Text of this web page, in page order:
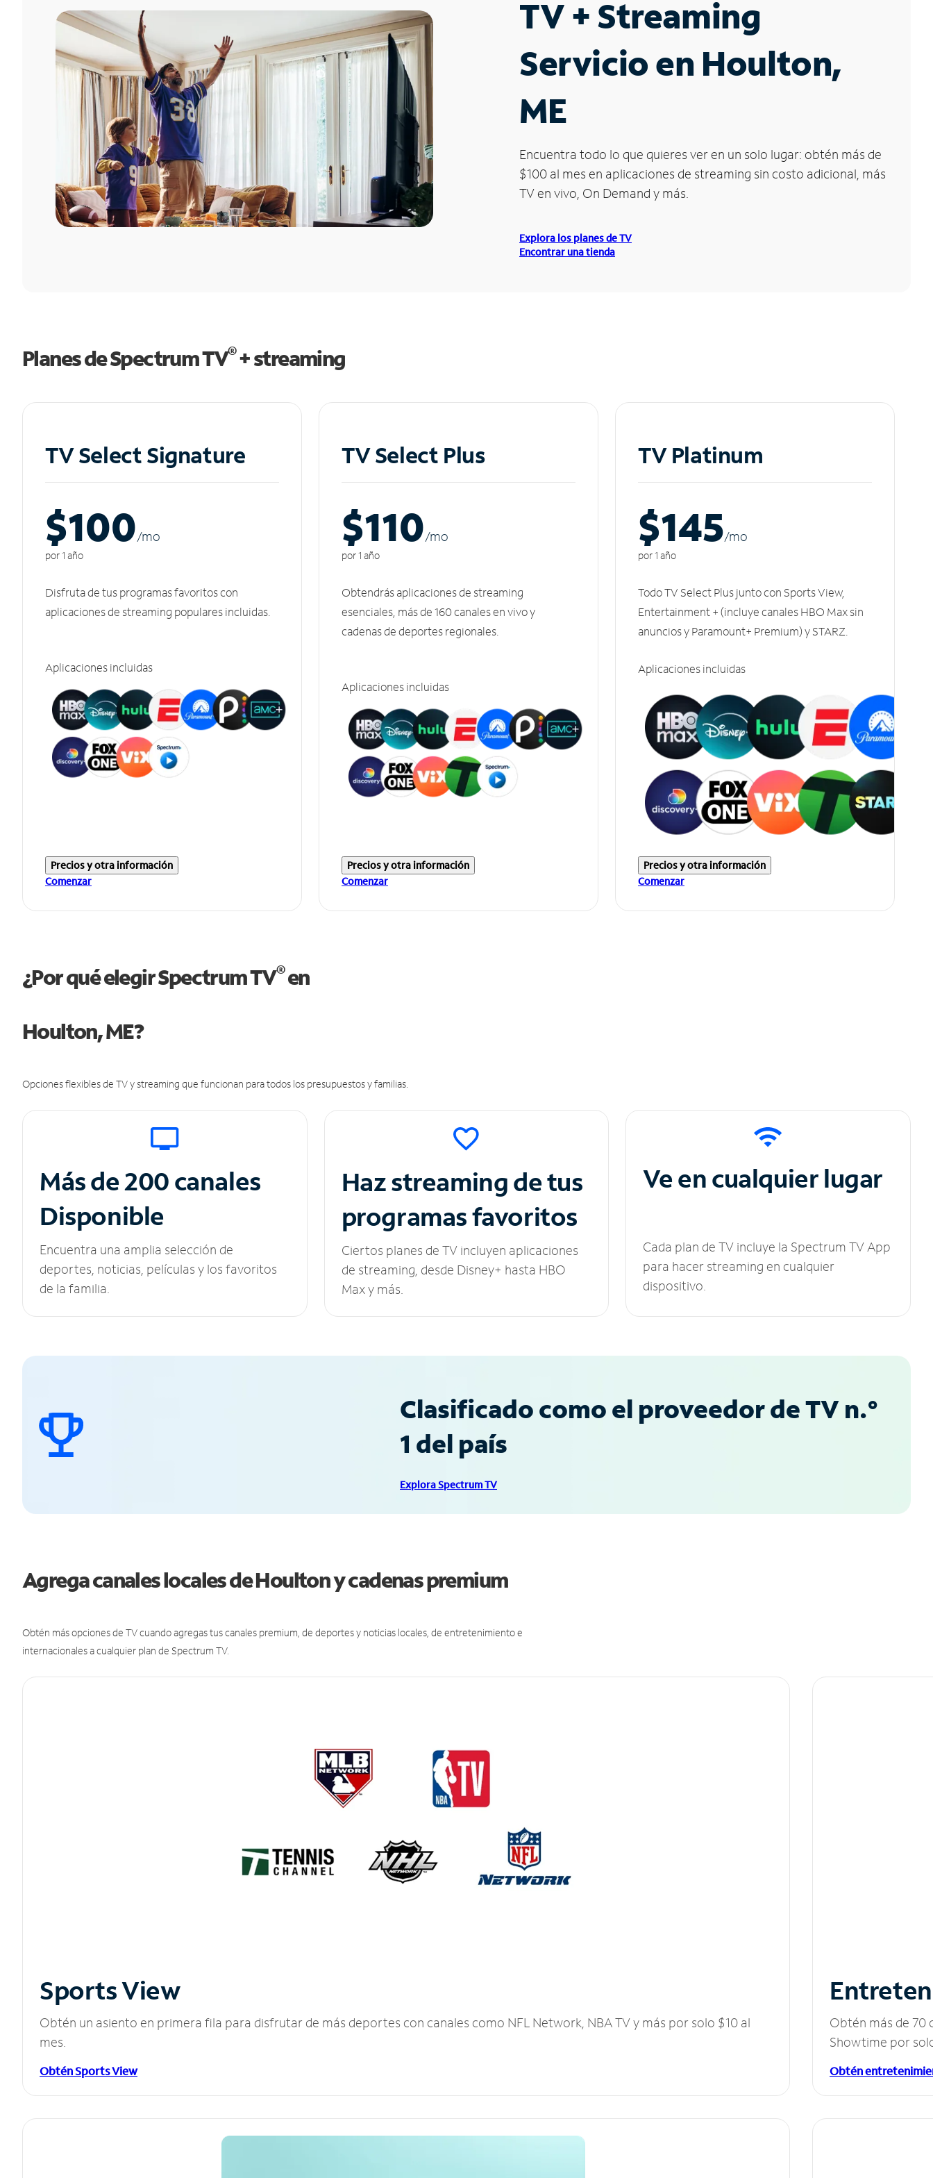
TV + Streaming
Servicio en Houlton,
ME
Encuentra todo lo que quieres ver en un solo lugar: obtén más de
$100 al mes en aplicaciones de streaming sin costo adicional, más
TV en vivo, On Demand y más.
Explora los planes de TV
Encontrar una tienda
Planes de Spectrum TV®+ streaming
TV Select Signature
$100/mo
por 1 año
Disfruta de tus programas favoritos con
aplicaciones de streaming populares incluidas.
Aplicaciones incluidas
Precios y otra información
Comenzar
TV Select Plus
$110/mo
por 1 año
Obtendrás aplicaciones de streaming
esenciales, más de 160 canales en vivo y
cadenas de deportes regionales.
Aplicaciones incluidas
Precios y otra información
Comenzar
TV Platinum
$145/mo
por 1 año
Todo TV Select Plus junto con Sports View,
Entertainment + (incluye canales HBO Max sin
anuncios y Paramount+ Premium) y STARZ.
Aplicaciones incluidas
Precios y otra información
Comenzar
¿Por qué elegir Spectrum TV®en
Houlton, ME?
Opciones flexibles de TV y streaming que funcionan para todos los presupuestos y familias.
Más de 200 canales
Disponible
Encuentra una amplia selección de
deportes, noticias, películas y los favoritos
de la familia.
Haz streaming de tus
programas favoritos
Ciertos planes de TV incluyen aplicaciones
de streaming, desde Disney+ hasta HBO
Max y más.
Ve en cualquier lugar
Cada plan de TV incluye la Spectrum TV App
para hacer streaming en cualquier
dispositivo.
Clasificado como el proveedor de TV n.°
1 del país
Explora Spectrum TV
Agrega canales locales de Houlton y cadenas premium
Obtén más opciones de TV cuando agregas tus canales premium, de deportes y noticias locales, de entretenimiento e
internacionales a cualquier plan de Spectrum TV.
Sports View
Obtén un asiento en primera fila para disfrutar de más deportes con canales como NFL Network, NBA TV y más por solo $10 al
mes.
Obtén Sports View
Obtén más de 70
Showtime por
Obtén